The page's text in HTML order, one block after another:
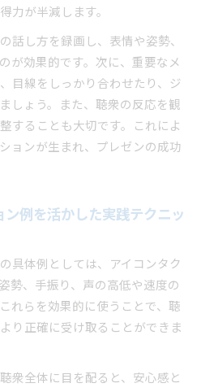
力が半減します。
話し方を録画し、表情や姿勢、
が効果的です。次に、重要なメ
目線をしっかり合わせたり、ジ
しょう。また、聴衆の反応を観
することも大切です。これによ
ョンが生まれ、プレゼンの成功
例を活かした実践テクニッ
具体例としては、アイコンタク
勢、手振り、声の高低や速度の
れらを効果的に使うことで、聴
り正確に受け取ることができま
衆全体に目を配ると、安心感と